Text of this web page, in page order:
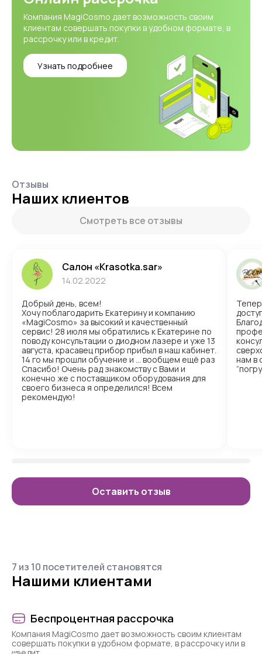
Компания MagiCosmo дает возможность своим
клиентам совершать покупки в удобном формате, в
рассрочку или в кредит.
Узнать подробнее
Отзывы
Наших клиентов
Смотреть все отзывы
Салон «Krasotka.sar»
14.02.2022
Добрый день, всем!
Хочу поблагодарить Екатерину и компанию
«MagiCosmo» за высокий и качественный
сервис! 28 июля мы обратились к Екатерине по
поводу консультации о диодном лазере и уже 13
августа, красавец прибор прибыл в наш кабинет.
14 го мы прошли обучение и … вообщем ещё раз
Спасибо! Очень рад знакомству с Вами и
конечно же с поставщиком оборудования для
своего бизнеса я определился! Всем
рекомендую!
нам в
Оставить отзыв
7 из 10 посетителей становятся
Нашими клиентами
Беспроцентная рассрочка
Компания MagiCosmo дает возможность своим клиентам
совершать покупки в удобном формате, в рассрочку или в